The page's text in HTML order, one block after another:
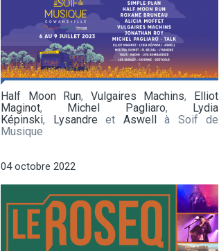
Half Moon Run, Vulgaires Machins, Elliot
Maginot, Michel Pagliaro, Lydia
Képinski, Lysandre et Aswellà Soif de
Musique
04 octobre 2022